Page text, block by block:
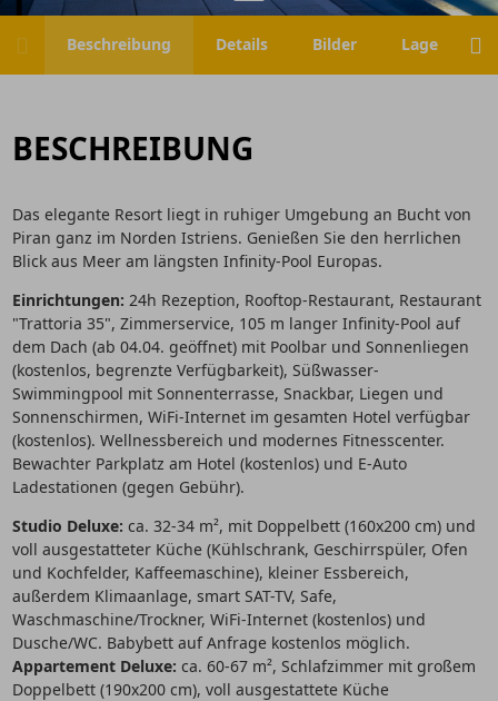
Beschreibung Details Bilder Lage
BESCHREIBUNG
Das elegante Resort liegt in ruhiger Umgebung an Bucht von
Piran ganz im Norden Istriens. Genießen Sie den herrlichen
Blick aus Meer am längsten Infinity-Pool Europas.
Einrichtungen: 24h Rezeption, Rooftop-Restaurant, Restaurant
"Trattoria 35", Zimmerservice, 105 m langer Infinity-Pool auf
dem Dach (ab 04.04. geöffnet) mit Poolbar und Sonnenliegen
(kostenlos, begrenzte Verfügbarkeit), Süßwasser-
Swimmingpool mit Sonnenterrasse, Snackbar, Liegen und
Sonnenschirmen, WiFi-Internet im gesamten Hotel verfügbar
(kostenlos). Wellnessbereich und modernes Fitnesscenter.
Bewachter Parkplatz am Hotel (kostenlos) und E-Auto
Ladestationen (gegen Gebühr).
Studio Deluxe: ca. 32-34 m², mit Doppelbett (160x200 cm) und
voll ausgestatteter Küche (Kühlschrank, Geschirrspüler, Ofen
und Kochfelder, Kaffeemaschine), kleiner Essbereich,
außerdem Klimaanlage, smart SAT-TV, Safe,
Waschmaschine/Trockner, WiFi-Internet (kostenlos) und
Dusche/WC. Babybett auf Anfrage kostenlos möglich.
Appartement Deluxe: ca. 60-67 m², Schlafzimmer mit großem
Doppelbett (190x200 cm), voll ausgestattete Küche